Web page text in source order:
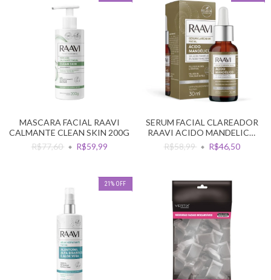
MASCARA FACIAL RAAVI
CALMANTE CLEAN SKIN 200G
R$77,60
R$59,99
SERUM FACIAL CLAREADOR
RAAVI ACIDO MANDELICO
30ML
R$58,99 R$46,50
21 % OFF